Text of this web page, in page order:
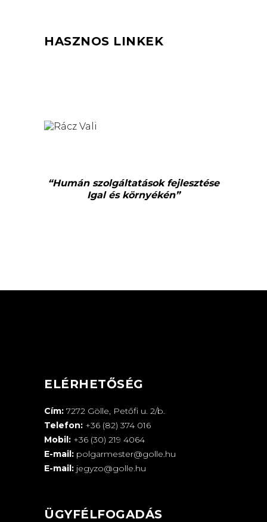
HASZNOS LINKEK
“Humán szolgáltatások fejlesztése
Igal és környékén”
ELÉRHETŐSÉG
Cím: 7272 Gölle, Petőfi u. 2/b.
Telefon: +36 (82) 374 016
Mobil: +36 (30) 219 4064
E-mail: polgarmester@golle.hu
E-mail: jegyzo@golle.hu
ÜGYFÉLFOGADÁS